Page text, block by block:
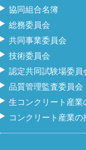
協同組合名簿
総務委員会
共同事業委員会
技術委員会
認定共同試験場委員
品質管理監査委員会
生コンクリート産業
コンクリート産業の